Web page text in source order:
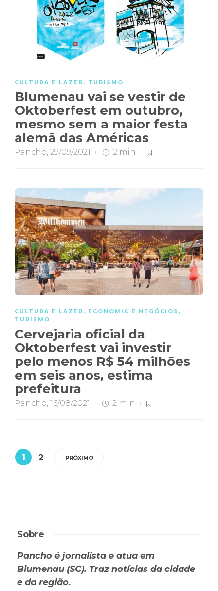
CULTURA E LAZER , TURISMO
Blumenau vai se vestir de
Oktoberfest em outubro,
mesmo sem a maior festa
alemã das Américas
Pancho, 29/09/2021 2 min
CULTURA E LAZER , ECONOMIA E NEGÓCIOS ,
TURISMO
Cervejaria oficial da
Oktoberfest vai investir
pelo menos R$ 54 milhões
em seis anos, estima
prefeitura
Pancho, 16/08/2021 2 min
1 2 PRÓXIMO
Sobre
Pancho é jornalista e atua em
Blumenau (SC). Traz notícias da cidade
e da região.